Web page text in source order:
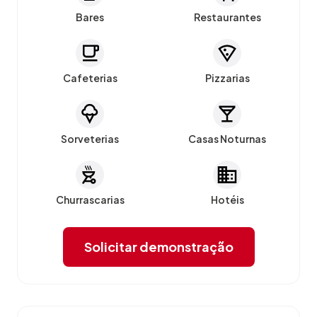
Bares Restaurantes
Cafeterias Pizzarias
Sorveterias Casas Noturnas
Churrascarias Hotéis
Solicitar demonstração